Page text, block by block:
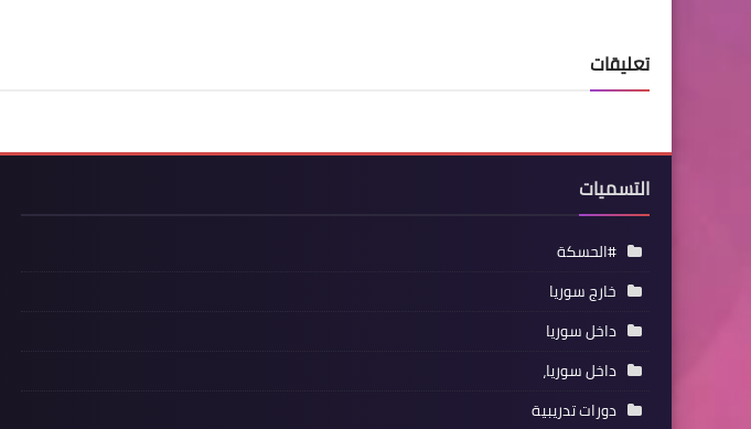
تعليقات
التسميات
#الحسكة
خارج سوريا
داخل سوريا
داخل سوريا،
دورات تدريبية